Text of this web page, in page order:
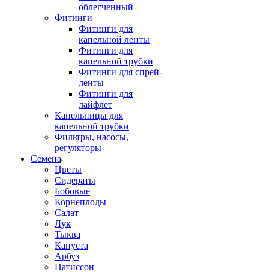
облегченный
Фитинги
Фитинги для
капельной ленты
Фитинги для
капельной трубки
Фитинги для спрей-
ленты
Фитинги для
лайфлет
Капельницы для
капельной трубки
Фильтры, насосы,
регуляторы
Семена
Цветы
Сидераты
Бобовые
Корнеплоды
Салат
Лук
Тыква
Капуста
Арбуз
Патиссон